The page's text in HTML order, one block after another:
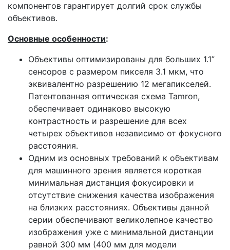
компонентов гарантирует долгий срок службы
объективов.
Основные особенности:
Объективы оптимизированы для больших 1.1”
сенсоров с размером пикселя 3.1 мкм, что
эквивалентно разрешению 12 мегапикселей.
Патентованная оптическая схема Tamron,
обеспечивает одинаково высокую
контрастность и разрешение для всех
четырех объективов независимо от фокусного
расстояния.
Одним из основных требований к объективам
для машинного зрения является короткая
минимальная дистанция фокусировки и
отсутствие снижения качества изображения
на близких расстояниях. Объективы данной
серии обеспечивают великолепное качество
изображения уже с минимальной дистанции
равной 300 мм (400 мм для модели